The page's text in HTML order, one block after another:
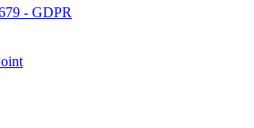
- GDPR